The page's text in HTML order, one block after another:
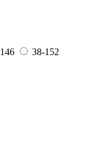
38-152